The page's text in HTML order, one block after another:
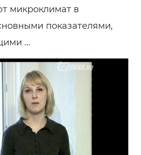
микроклимат в
показателями,
...